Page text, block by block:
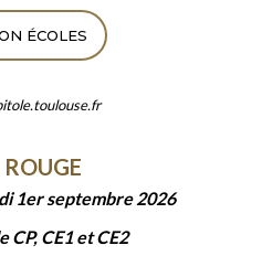
ÉCOLES
1er septembre 2026
CP, CE1 et CE2